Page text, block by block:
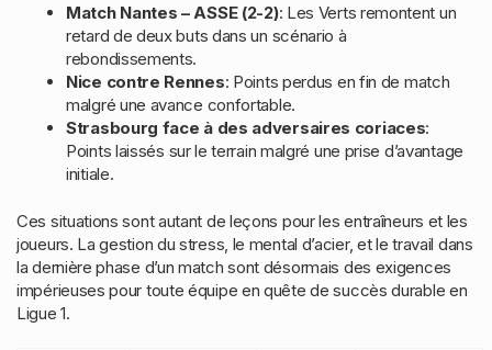
Match Nantes – ASSE (2-2): Les Verts remontent un
retard de deux buts dans un scénario à
rebondissements.
Nice contre Rennes: Points perdus en fin de match
malgré une avance confortable.
Strasbourg face à des adversaires coriaces:
Points laissés sur le terrain malgré une prise d’avantage
initiale.
Ces situations sont autant de leçons pour les entraîneurs et les
joueurs. La gestion du stress, le mental d’acier, et le travail dans
la dernière phase d’un match sont désormais des exigences
impérieuses pour toute équipe en quête de succès durable en
Ligue 1.